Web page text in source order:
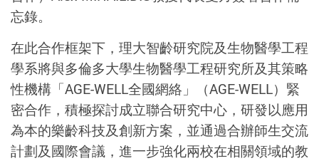
忘錄。
在此合作框架下，理大智齡研究院及生物醫學工程
學系將與多倫多大學生物醫學工程研究所及其策略
性機構「AGE-WELL全國網絡」（AGE-WELL）緊
密合作，積極探討成立聯合研究中心，研發以應用
為本的樂齡科技及創新方案，並通過合辦師生交流
計劃及國際會議，進一步強化兩校在相關領域的教